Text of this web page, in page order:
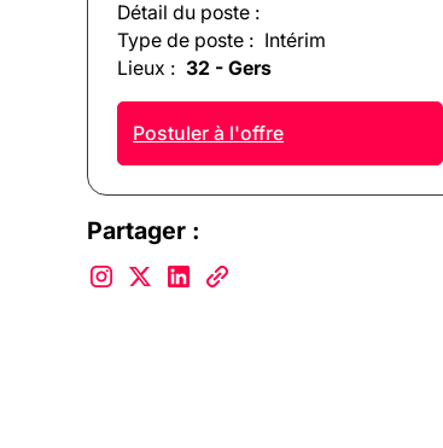
Détail du poste :
Type de poste : Intérim
Lieux : 32 - Gers
Postuler à l'offre
Partager :